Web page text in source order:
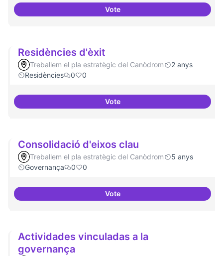
VoteEspai grades democràtiques
Residències d'èxit
Treballem el pla estratègic del Canòdrom
2 anys
Residències
0 0
VoteResidències d'èxit
Consolidació d'eixos clau
Treballem el pla estratègic del Canòdrom
5 anys
Governança
0 0
VoteConsolidació d'eixos clau
Actividades vinculadas a la
governança